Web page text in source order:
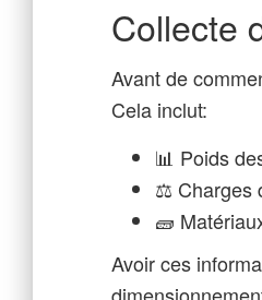
Collecte
Avant de
Cela inclut:
📊 Poids
⚖️ Charges
🧱
Avoir ces